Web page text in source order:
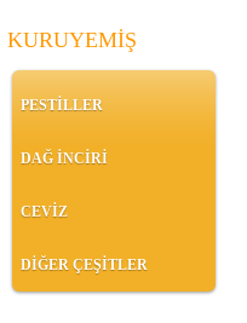
KURUYEMİŞ
PESTİLLER
DAĞ İNCİRİ
CEVİZ
DİĞER ÇEŞİTLER